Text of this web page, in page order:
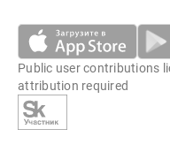
Public user contributions
attribution required